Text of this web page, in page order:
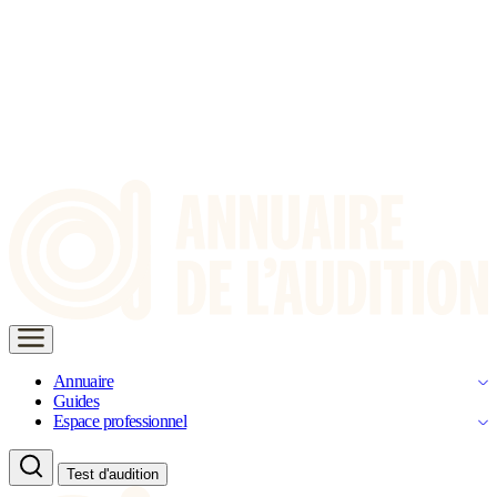
Annuaire
Guides
Espace professionnel
Test d'audition